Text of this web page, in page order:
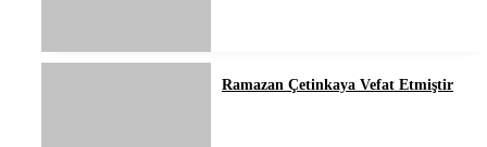
Ramazan Çetinkaya Vefat Etmiştir